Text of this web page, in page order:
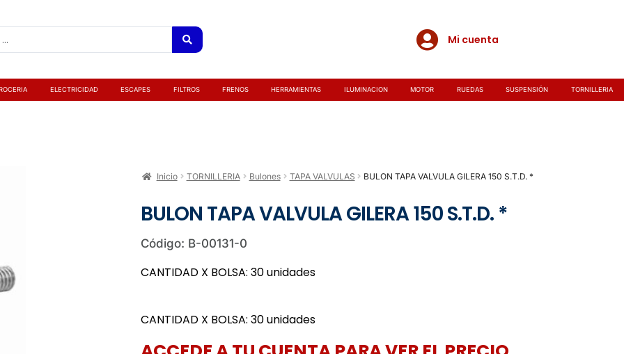
Mi cuenta
ELECTRICIDAD ESCAPES FILTROS FRENOS HERRAMIENTAS ILUMINACION MOTOR RUEDAS SUSPENSIÓN TORNILLERIA
Inicio TORNILLERIA Bulones TAPA VALVULAS BULON TAPA VALVULA GILERA 150 S.T.D. *
BULON TAPA VALVULA GILERA 150 S.T.D. *
Código: B-00131-0
CANTIDAD X BOLSA: 30 unidades
CANTIDAD X BOLSA: 30 unidades